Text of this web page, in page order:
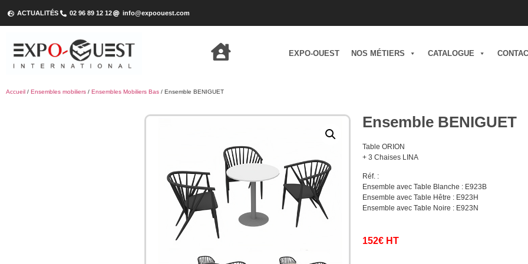
ACTUALITÉS 02 96 89 12 12 info@expoouest.com
EXPO-OUEST NOS MÉTIERS CATALOGUE
Accueil / Ensembles mobiliers / Ensembles Mobiliers Bas / Ensemble BENIGUET
Ensemble BENIGUET
Table ORION
+ 3 Chaises LINA
Réf. :
Ensemble avec Table Blanche : E923B
Ensemble avec Table Hêtre : E923H
Ensemble avec Table Noire : E923N
152€ HT